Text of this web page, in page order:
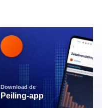
Download de
Peiling-app